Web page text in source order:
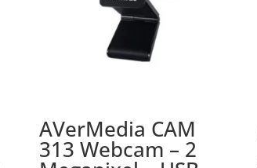
AVerMedia CAM
313 Webcam – 2